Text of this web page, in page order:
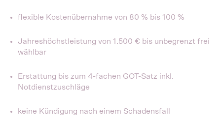
flexible Kostenübernahme von 80 % bis 100 %
Jahreshöchstleistung von 1.500 € bis unbegrenzt frei
wählbar
Erstattung bis zum 4-fachen GOT-Satz inkl.
Notdienstzuschläge
keine Kündigung nach einem Schadensfall